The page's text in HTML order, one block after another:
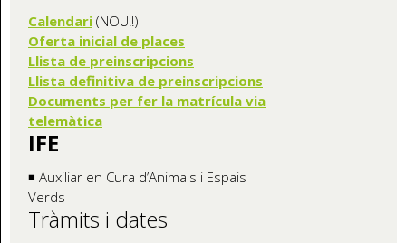
Calendari (NOU!!)
Oferta inicial de places
Llista de preinscripcions
Llista definitiva de preinscripcions
Documents per fer la matrícula via
telemàtica
IFE
◾ Auxiliar en Cura d’Animals i Espais
Verds
Tràmits i dates